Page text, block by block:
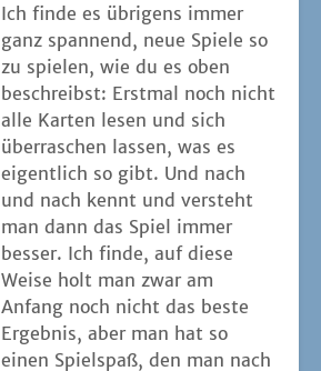
Ich fin­de es übri­gens immer
ganz span­nend, neue Spie­le so
zu spie­len, wie du es oben
beschreibst: Erst­mal noch nicht
alle Kar­ten lesen und sich
über­ra­schen las­sen, was es
eigent­lich so gibt. Und nach
und nach kennt und ver­steht
man dann das Spiel immer
bes­ser. Ich fin­de, auf die­se
Wei­se holt man zwar am
Anfang noch nicht das bes­te
Ergeb­nis, aber man hat so
einen Spiel­spaß, den man nach